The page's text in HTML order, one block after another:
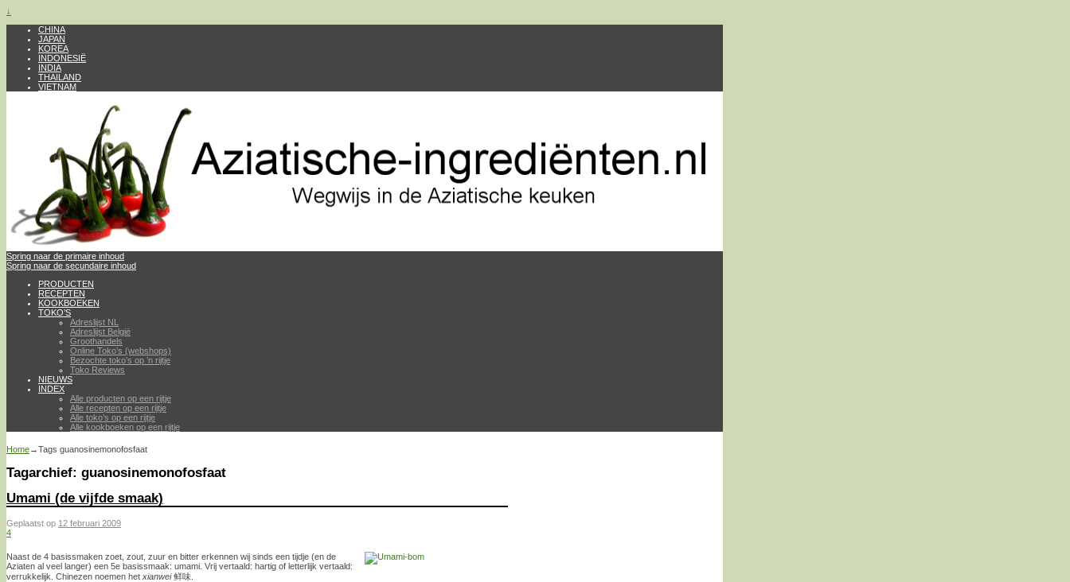
↓
CHINA
JAPAN
KOREA
INDONESIË
INDIA
THAILAND
VIETNAM
Spring naar de primaire inhoud
Spring naar de secundaire inhoud
PRODUCTEN
RECEPTEN
KOOKBOEKEN
TOKO’S
Adreslijst NL
Adreslijst België
Groothandels
Online Toko’s (webshops)
Bezochte toko’s op ’n rijtje
Toko Reviews
NIEUWS
INDEX
Alle producten op een rijtje
Alle recepten op een rijtje
Alle toko’s op een rijtje
Alle kookboeken op een rijtje
Home→Tags guanosinemonofosfaat
Tagarchief: guanosinemonofosfaat
Umami (de vijfde smaak)
Geplaatst op 12 februari 2009
4
Naast de 4 basissmaken zoet, zout, zuur en bitter erkennen wij sinds een tijdje (en de
Aziaten al veel langer) een 5e basissmaak: umami. Vrij vertaald: hartig of letterlijk vertaald:
verrukkelijk. Chinezen noemen het xianwei鲜味.